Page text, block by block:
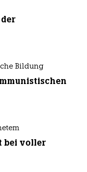
Bildung
bei voller